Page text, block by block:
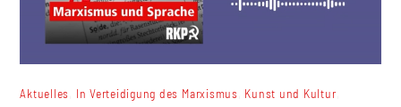
Aktuelles In Verteidigung des Marxismus Kunst und Kultur